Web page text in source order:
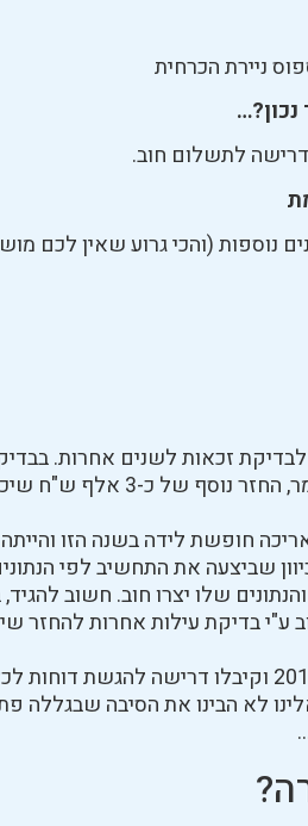
ניירת הכרחית
לתשלום חוב.
נוספות (והכי גרוע שאין לכם
זכאות לשנים אחרות.
ראינו שלא כלל את אישור הזכאות
דוח לשנת 2018 בגלל שהאריכה חופשת לידה בשנה
שביצעה את התחשיב לפי
שלו יצרו חוב. חשוב להגיד,
ע"י בדיקת עילות אחרות להחזר
לקוחות שהגישו בקשה להחזר עבור השנים 2017+2019 וקיבלו
לא הבינו את הסיבה שבגללה